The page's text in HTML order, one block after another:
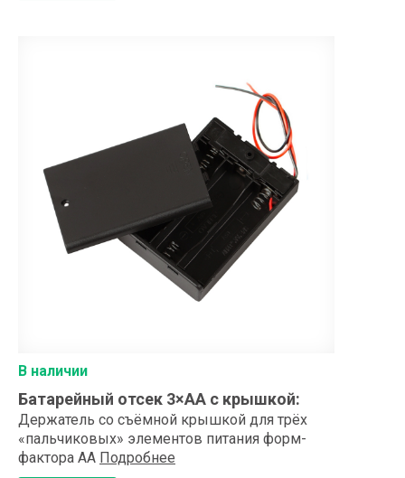
В наличии
Батарейный отсек 3×АA с крышкой:
Держатель со съёмной крышкой для трёх
«пальчиковых» элементов питания форм-
фактора AA Подробнее